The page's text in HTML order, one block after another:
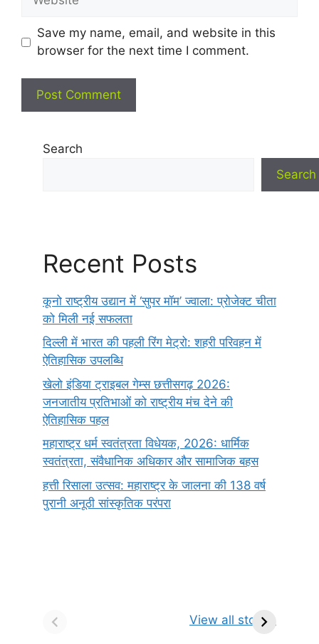
Save my name, email, and website in this
browser for the next time I comment.
Search
Search
Recent Posts
कूनो राष्ट्रीय उद्यान में ‘सुपर मॉम’ ज्वाला: प्रोजेक्ट चीता
को मिली नई सफलता
दिल्ली में भारत की पहली रिंग मेट्रो: शहरी परिवहन में
ऐतिहासिक उपलब्धि
खेलो इंडिया ट्राइबल गेम्स छत्तीसगढ़ 2026:
जनजातीय प्रतिभाओं को राष्ट्रीय मंच देने की
ऐतिहासिक पहल
महाराष्ट्र धर्म स्वतंत्रता विधेयक, 2026: धार्मिक
स्वतंत्रता, संवैधानिक अधिकार और सामाजिक बहस
हत्ती रिसाला उत्सव: महाराष्ट्र के जालना की 138 वर्ष
पुरानी अनूठी सांस्कृतिक परंपरा
View all stories
किसे कहते है?
ज्योतिर्लिंग | नाम,